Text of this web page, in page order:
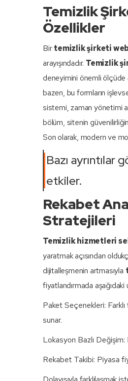
Temizlik
Özellikler
Birtemizlik şirketi
arayışındadır. Temizlik
deneyimini önemli ölçüde
bazen, bu formların
sistemi, zaman yönetimi
bölüm, sitenin
Son olarak, modern ve
Bazı ayrıntılar
etkiler.
Rekabet
Stratejileri
Temizlik hizmetleri
yaratmak açısından
dijitalleşmenin artmasıyla
fiyatlandırmada aşağıdaki
Paket Seçenekleri:
sunar.
Lokasyon Bazlı
Rekabet Takibi: Piyasa